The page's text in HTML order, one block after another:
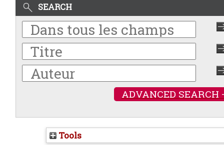
SEARCH
ADVANCED SEARCH
Tools